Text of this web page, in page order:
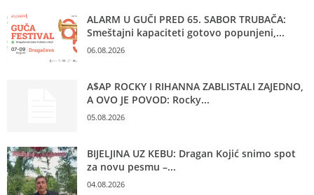
ALARM U GUČI PRED 65. SABOR TRUBAČA:
Smeštajni kapaciteti gotovo popunjeni,...
06.08.2026
A$AP ROCKY I RIHANNA ZABLISTALI ZAJEDNO,
A OVO JE POVOD: Rocky...
05.08.2026
BIJELJINA UZ KEBU: Dragan Kojić snimo spot
za novu pesmu –...
04.08.2026